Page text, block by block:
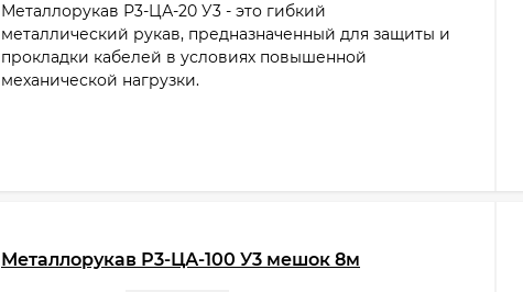
Металлорукав Р3-ЦА-20 У3 - это гибкий
металлический рукав, предназначенный для защиты и
прокладки кабелей в условиях повышенной
механической нагрузки.
Металлорукав Р3-ЦА-100 У3 мешок 8м